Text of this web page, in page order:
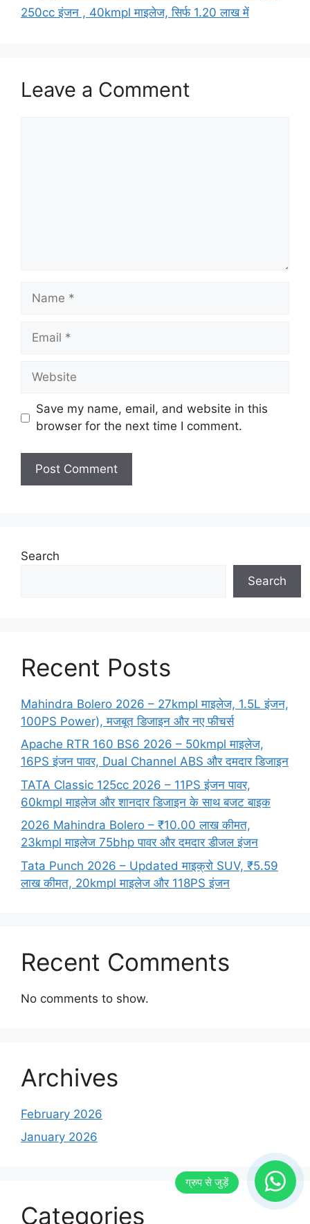
250cc इंजन , 40kmpl माइलेज, सिर्फ 1.20 लाख में
Leave a Comment
Name
Email
Website
Save my name, email, and website in this
browser for the next time I comment.
Search
Search
Recent Posts
Mahindra Bolero 2026 – 27kmpl माइलेज, 1.5L इंजन,
100PS Power), मजबूत डिजाइन और नए फीचर्स
Apache RTR 160 BS6 2026 – 50kmpl माइलेज,
16PS इंजन पावर, Dual Channel ABS और दमदार डिजाइन
TATA Classic 125cc 2026 – 11PS इंजन पावर,
60kmpl माइलेज और शानदार डिजाइन के साथ बजट बाइक
2026 Mahindra Bolero – ₹10.00 लाख कीमत,
23kmpl माइलेज 75bhp पावर और दमदार डीजल इंजन
Tata Punch 2026 – Updated माइक्रो SUV, ₹5.59
लाख कीमत, 20kmpl माइलेज और 118PS इंजन
Recent Comments
No comments to show.
Archives
February 2026
January 2026
Categories